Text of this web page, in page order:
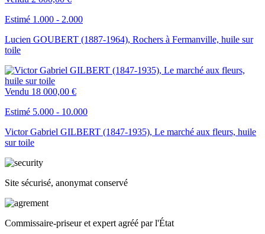
Estimé 1.000 - 2.000
Lucien GOUBERT (1887-1964), Rochers à Fermanville, huile sur
toile
Vendu 18 000,00 €
Estimé 5.000 - 10.000
Victor Gabriel GILBERT (1847-1935), Le marché aux fleurs, huile
sur toile
Site sécurisé, anonymat conservé
Commissaire-priseur et expert agréé par l'État